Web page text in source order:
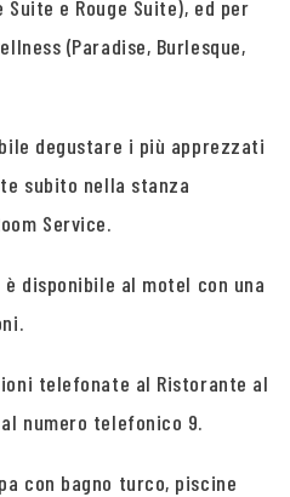
e Rouge Suite), ed per
(Paradise, Burlesque,
degustare i più apprezzati
subito nella stanza
Service.
disponibile al motel con una
telefonate al Ristorante al
numero telefonico 9.
con bagno turco, piscine